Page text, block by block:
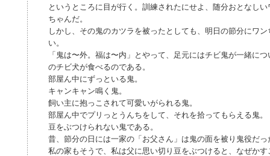
というところに目が行く。訓練されたにせよ、随分おとなし
ちゃんだ。
しかし、その鬼のカツラを被ったとしても、明日の節分にワ
い。
「鬼は〜外。福は〜内」とやって、足元にはチビ鬼が一緒に
のチビ犬が食べるのである。
部屋ん中にずっといる鬼。
キャンキャン鳴く鬼。
飼い主に抱っこされて可愛いがられる鬼。
部屋ん中でプリっとうんちをして、それを拾ってもらえる鬼。
豆をぶつけられない鬼である。
昔、節分の日には一家の「お父さん」は鬼の面を被り鬼役だっ
私の家もそうで、私は父に思い切り豆をぶつけると、なぜか